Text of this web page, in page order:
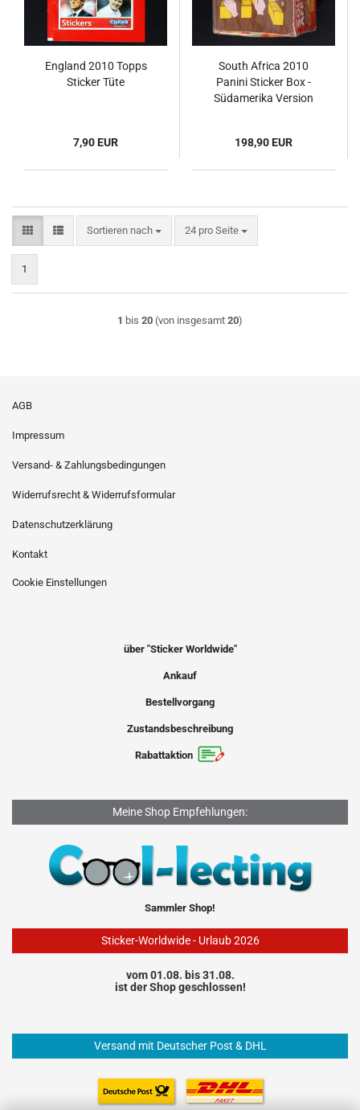
England 2010 Topps
Sticker Tüte
7,90 EUR
South Africa 2010
Panini Sticker Box -
Südamerika Version
198,90 EUR
Sortieren nach
Sortieren nach 24 pro Seite
pro Seite
1
1 bis 20 (von insgesamt 20)
AGB
Impressum
Versand- & Zahlungsbedingungen
Widerrufsrecht & Widerrufsformular
Datenschutzerklärung
Kontakt
Cookie Einstellungen
über "Sticker Worldwide"
Ankauf
Bestellvorgang
Zustandsbeschreibung
Rabattaktion
Meine Shop Empfehlungen:
Sammler Shop!
Sticker-Worldwide - Urlaub 2026
vom 01.08. bis 31.08.
ist der Shop geschlossen!
Versand mit Deutscher Post & DHL